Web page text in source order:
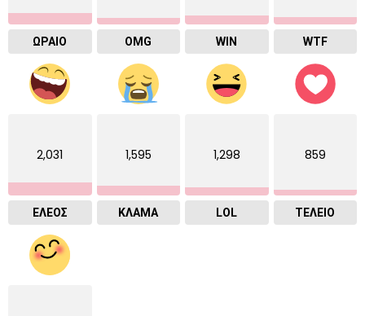
ΩΡΑΙΟ OMG WIN WTF
2,031
ΕΛΕΟΣ
1,595
ΚΛΑΜΑ
1,298
LOL
859
ΤΕΛΕΙΟ